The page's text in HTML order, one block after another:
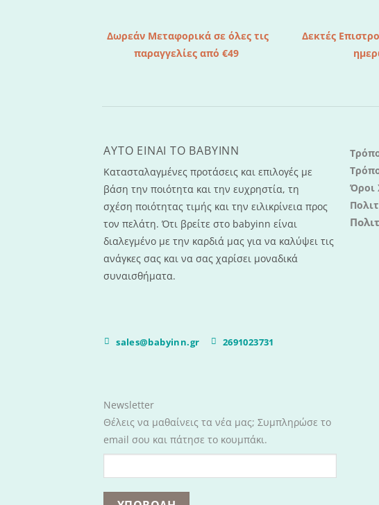
Δωρεάν Μεταφορικά σε όλες τις
παραγγελίες από €49
Δεκτές
AYTO EINAI TO ΒΑΒΥΙΝΝ
Κατασταλαγμένες προτάσεις και επιλογές με
βάση την ποιότητα και την ευχρηστία, τη
σχέση ποιότητας τιμής και την ειλικρίνεια προς
τον πελάτη. Ότι βρείτε στο babyinn είναι
διαλεγμένο με την καρδιά μας για να καλύψει τις
ανάγκες σας και να σας χαρίσει μοναδικά
συναισθήματα.
sales@babyinn.gr 2691023731
Όροι
Newsletter
Θέλεις να μαθαίνεις τα νέα μας; Συμπληρώσε το
email σου και πάτησε το κουμπάκι.